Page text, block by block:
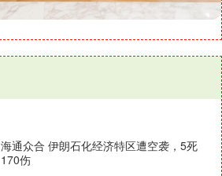
海通众合 伊朗石化经济特区遭空袭，5死
170伤